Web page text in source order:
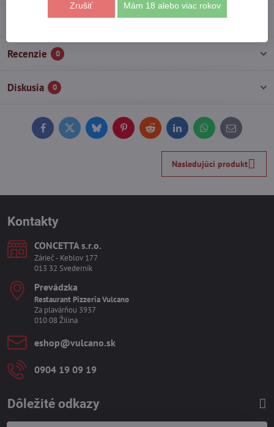
Recenzie 0
Diskusia 0
FacebookTwitterBlueskyPinterestReddit LinkedInWhatsApp
E-
mail
Nasledujúci produkt
Kontakty
CONCETTA s​.r​.o​.
Zárieč - Keblov 177
013 32 Svederník
Prevádzka
Restaurant Pizzeria Vulcano
Za plavárňou 3937
010 08 Žilina
eshop​@vulcano​.sk
0904 19 09 19
Dôležité odkazy
Zrušiť Mám 18 alebo viac rokov